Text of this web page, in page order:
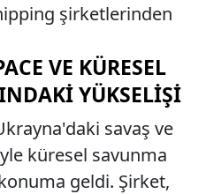
şirketlerinden
VE KÜRESEL
YÜKSELIŞI
savaş ve
küresel savunma
geldi. Şirket,